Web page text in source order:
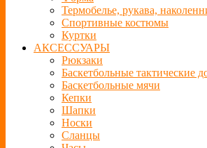
Термобелье, рукава,
Спортивные костюмы
Куртки
АКСЕССУАРЫ
Рюкзаки
Баскетбольные тактические
Баскетбольные мячи
Кепки
Шапки
Носки
Сланцы